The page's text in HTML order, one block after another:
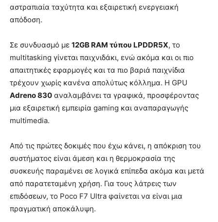
αστραπιαία ταχύτητα και εξαιρετική ενεργειακή
απόδοση.
Σε συνδυασμό με 12GB RAM τύπου LPDDR5X, το
multitasking γίνεται παιχνιδάκι, ενώ ακόμα και οι πιο
απαιτητικές εφαρμογές και τα πιο βαριά παιχνίδια
τρέχουν χωρίς κανένα απολύτως κόλλημα. Η GPU
Adreno 830 αναλαμβάνει τα γραφικά, προσφέροντας
μια εξαιρετική εμπειρία gaming και αναπαραγωγής
multimedia.
Από τις πρώτες δοκιμές που έχω κάνει, η απόκριση του
συστήματος είναι άμεση και η θερμοκρασία της
συσκευής παραμένει σε λογικά επίπεδα ακόμα και μετά
από παρατεταμένη χρήση. Για τους λάτρεις των
επιδόσεων, το Poco F7 Ultra φαίνεται να είναι μια
πραγματική αποκάλυψη.